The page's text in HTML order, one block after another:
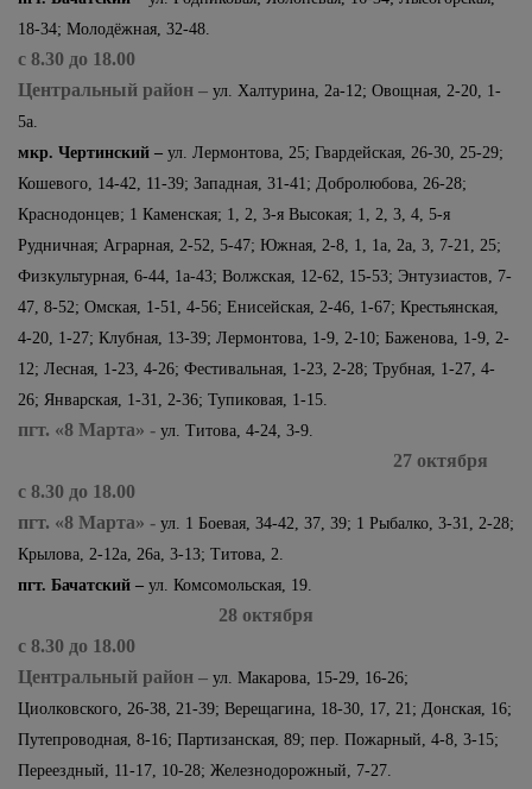
18-34; Молодёжная, 32-48.
с 8.30 до 18.00
Центральный район – ул. Халтурина, 2а-12; Овощная, 2-20, 1-
5а.
мкр. Чертинский – ул. Лермонтова, 25; Гвардейская, 26-30, 25-29;
Кошевого, 14-42, 11-39; Западная, 31-41; Добролюбова, 26-28;
Краснодонцев; 1 Каменская; 1, 2, 3-я Высокая; 1, 2, 3, 4, 5-я
Рудничная; Аграрная, 2-52, 5-47; Южная, 2-8, 1, 1а, 2а, 3, 7-21, 25;
Физкультурная, 6-44, 1а-43; Волжская, 12-62, 15-53; Энтузиастов, 7-
47, 8-52; Омская, 1-51, 4-56; Енисейская, 2-46, 1-67; Крестьянская,
4-20, 1-27; Клубная, 13-39; Лермонтова, 1-9, 2-10; Баженова, 1-9, 2-
12; Лесная, 1-23, 4-26; Фестивальная, 1-23, 2-28; Трубная, 1-27, 4-
26; Январская, 1-31, 2-36; Тупиковая, 1-15.
пгт. «8 Марта» - ул. Титова, 4-24, 3-9.
27 октября
с 8.30 до 18.00
пгт. «8 Марта» - ул. 1 Боевая, 34-42, 37, 39; 1 Рыбалко, 3-31, 2-28;
Крылова, 2-12а, 26а, 3-13; Титова, 2.
пгт. Бачатский – ул. Комсомольская, 19.
28 октября
с 8.30 до 18.00
Центральный район – ул. Макарова, 15-29, 16-26;
Циолковского, 26-38, 21-39; Верещагина, 18-30, 17, 21; Донская, 16;
Путепроводная, 8-16; Партизанская, 89; пер. Пожарный, 4-8, 3-15;
Переездный, 11-17, 10-28; Железнодорожный, 7-27.